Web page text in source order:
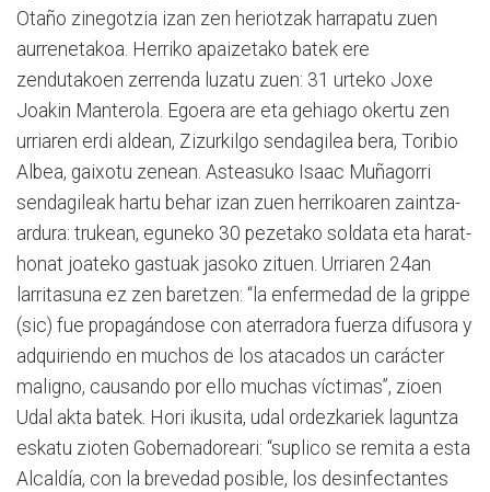
Otaño zinegotzia izan zen heriotzak harrapatu zuen
aurrenetakoa. Herriko apaizetako batek ere
zendutakoen zerrenda luzatu zuen: 31 urteko Joxe
Joakin Manterola. Egoera are eta gehiago okertu zen
urriaren erdi aldean, Zizurkilgo sendagilea bera, Toribio
Albea, gaixotu zenean. Asteasuko Isaac Muñagorri
sendagileak hartu behar izan zuen herrikoaren zaintza-
ardura: trukean, eguneko 30 pezetako soldata eta harat-
honat joateko gastuak jasoko zituen. Urriaren 24an
larritasuna ez zen baretzen: “la enfermedad de la grippe
(sic) fue propagándose con aterradora fuerza difusora y
adquiriendo en muchos de los atacados un carácter
maligno, causando por ello muchas víctimas”, zioen
Udal akta batek. Hori ikusita, udal ordezkariek laguntza
eskatu zioten Gobernadoreari: “suplico se remita a esta
Alcaldía, con la brevedad posible, los desinfectantes